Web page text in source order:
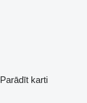
Parādīt karti